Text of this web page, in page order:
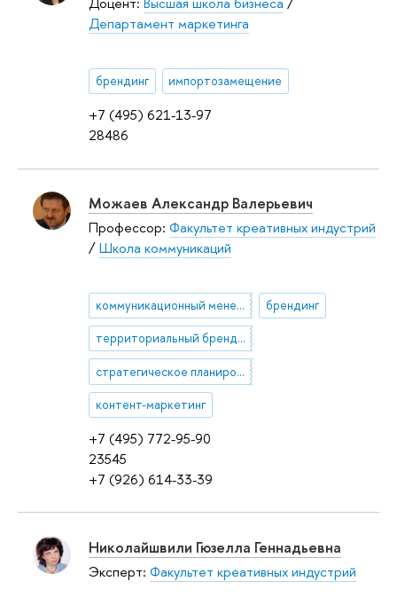
+7 (495) 621-13-97
28486
Департамент маркетинга
брендинг импортозамещение
+7 (495) 772-95-90
23545
+7 (926) 614-33-39
Можаев Александр Валерьевич
Профессор: Факультет креативных индустрий
/Школа коммуникаций
коммуникационный менеджмент брендинг
территориальный брендинг
стратегическое планирование коммуникаций
контент-маркетинг
Николайшвили Гюзелла Геннадьевна
Эксперт: Факультет креативных индустрий